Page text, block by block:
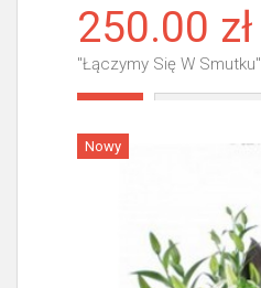
250.00 zł
"Łączymy Się W Smutku"
Nowy